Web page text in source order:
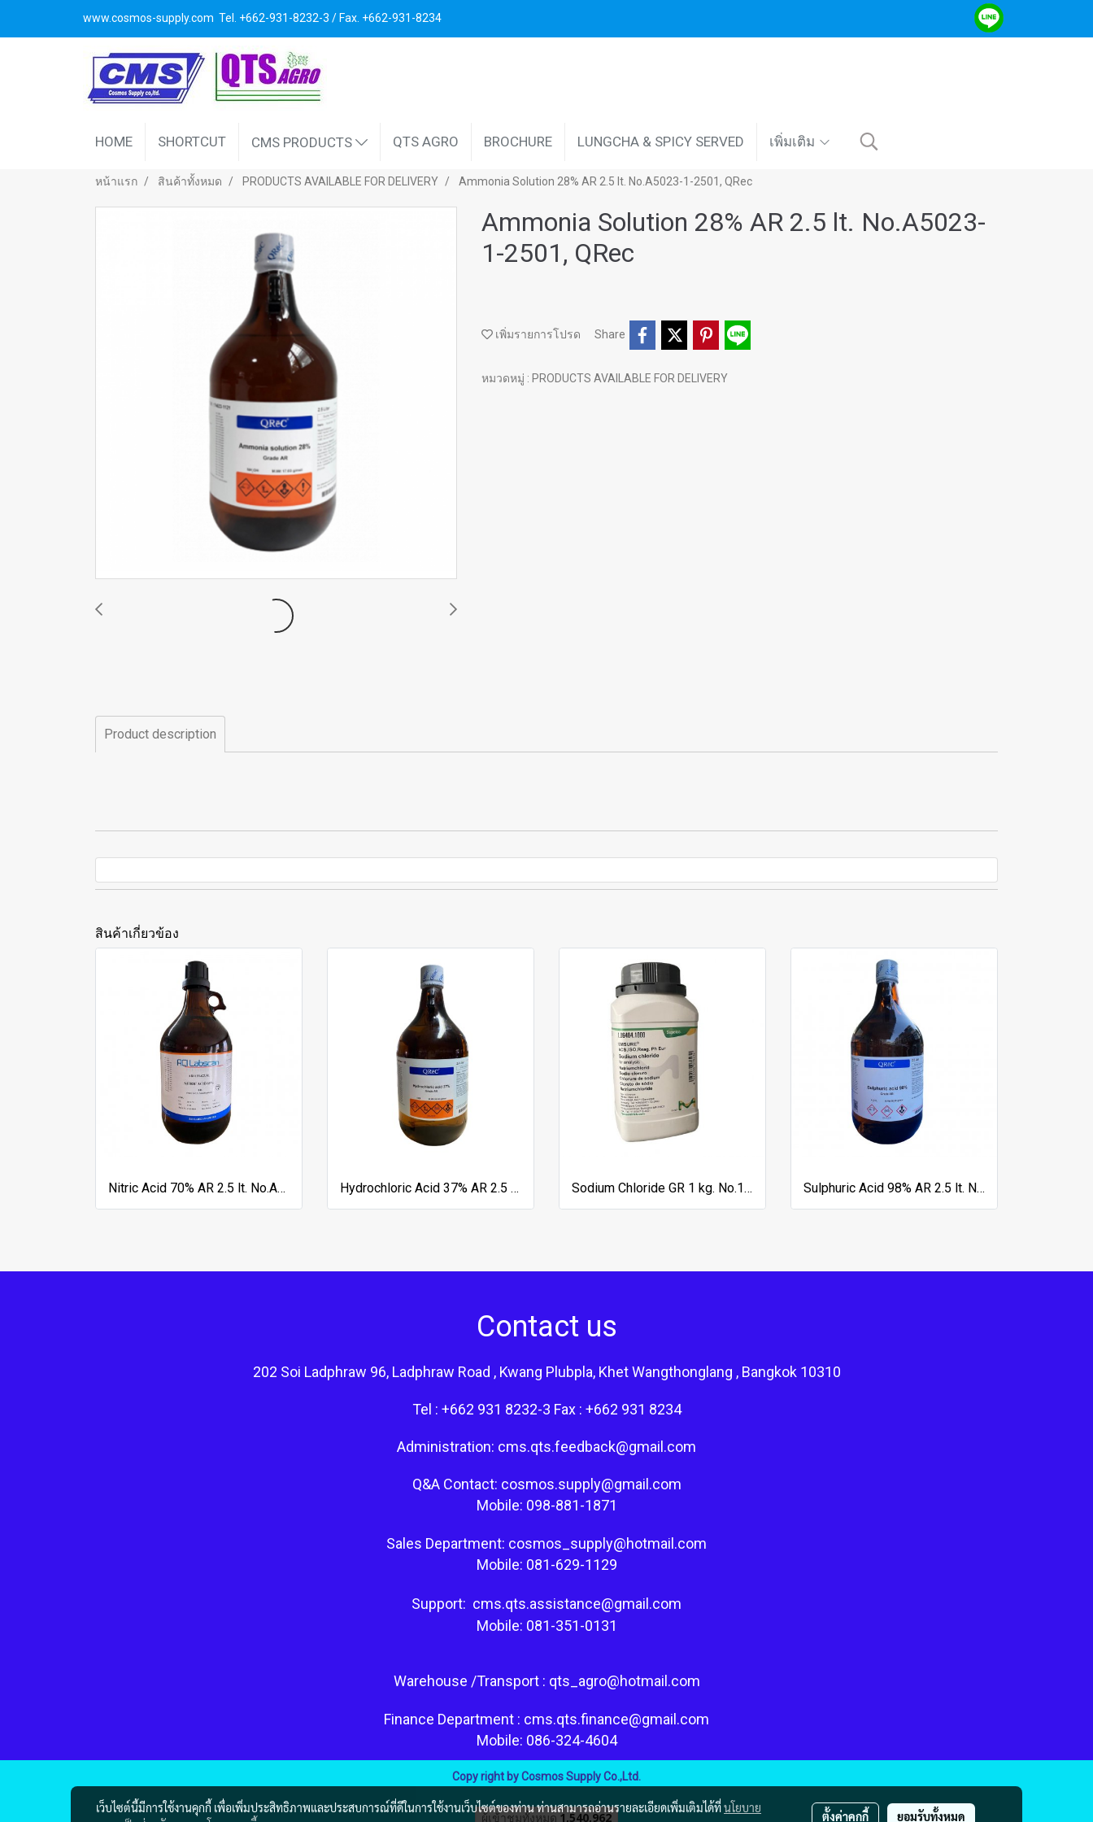
www.cosmos-supply.com Tel. +662-931-8232-3 / Fax. +662-931-8234
HOME SHORTCUT CMS PRODUCTS QTS AGRO BROCHURE LUNGCHA & SPICY SERVED เพิ่มเติม
หน้าแรก สินค้าทั้งหมด PRODUCTS AVAILABLE FOR DELIVERY Ammonia Solution 28% AR 2.5 lt. No.A5023-1-2501, QRec
Ammonia Solution 28% AR 2.5 lt. No.A5023-
1-2501, QRec
เพิ่มรายการโปรด Share
หมวดหมู่ : PRODUCTS AVAILABLE FOR DELIVERY
Product description
สินค้าเกี่ยวข้อง
Nitric Acid 70% AR 2.5 lt. No.AR1137-G2.5L, RCI LabScan Hydrochloric Acid 37% AR 2.5 lt. No.H8040-1-2501, QRec Sodium Chloride GR 1 kg. No.1.06404.1000, Merck Sulphuric Acid 98% AR 2.5 lt. No.S7064-1-2501, QRec
Contact us
202 Soi Ladphraw 96, Ladphraw Road , Kwang Plubpla, Khet Wangthonglang , Bangkok 10310
Tel : +662 931 8232-3 Fax : +662 931 8234
Administration: cms.qts.feedback@gmail.com
Q&A Contact: cosmos.supply@gmail.com
Mobile: 098-881-1871
Sales Department: cosmos_supply@hotmail.com
Mobile: 081-629-1129
Support: cms.qts.assistance@gmail.com
Mobile: 081-351-0131
Warehouse /Transport : qts_agro@hotmail.com
Finance Department : cms.qts.finance@gmail.com
Mobile: 086-324-4604
Copy right by Cosmos Supply Co.,Ltd.
ผู้เข้าชมวันนี้ 44
เว็บไซต์นี้มีการใช้งานคุกกี้ เพื่อเพิ่มประสิทธิภาพและประสบการณ์ที่ดีในการใช้งานเว็บไซต์ของท่าน ท่านสามารถอ่านรายละเอียดเพิ่มเติมได้ที่นโยบาย
ตั้งค่าคุกกี้ ยอมรับทั้งหมด